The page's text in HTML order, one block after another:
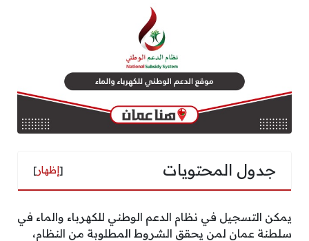
جدول المحتويات [إظهار]
يمكن التسجيل في نظام الدعم الوطني للكهرباء والماء في
سلطنة عمان لمن يحقق الشروط المطلوبة من النظام،